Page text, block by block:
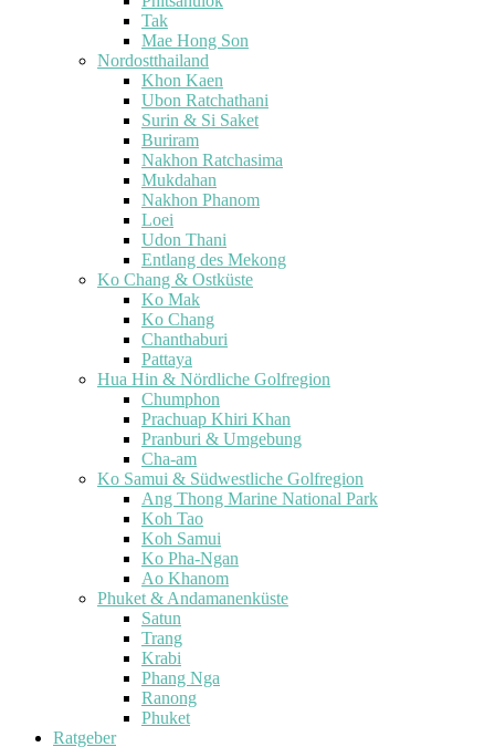
Tak
Mae Hong Son
Nordostthailand
Khon Kaen
Ubon Ratchathani
Surin & Si Saket
Buriram
Nakhon Ratchasima
Mukdahan
Nakhon Phanom
Loei
Udon Thani
Entlang des Mekong
Ko Chang & Ostküste
Ko Mak
Ko Chang
Chanthaburi
Pattaya
Hua Hin & Nördliche Golfregion
Chumphon
Prachuap Khiri Khan
Pranburi & Umgebung
Cha-am
Ko Samui & Südwestliche Golfregion
Ang Thong Marine National Park
Koh Tao
Koh Samui
Ko Pha-Ngan
Ao Khanom
Phuket & Andamanenküste
Satun
Trang
Krabi
Phang Nga
Ranong
Phuket
Ratgeber